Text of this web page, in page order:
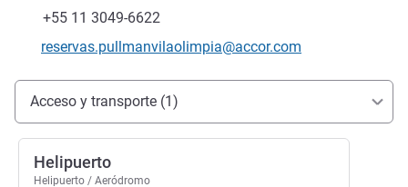
Fax
+55 11 3049-6622
Correo electrónico de contacto
reservas.pullmanvilaolimpia@accor.com
Acceso y transporte
Acceso y transporte (1)
Helipuerto
Helipuerto / Aeródromo